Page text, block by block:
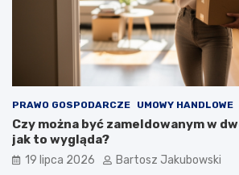
PRAWO GOSPODARCZE UMOWY HANDLOWE
Czy można być zameldowanym w
jak to wygląda?
19 lipca 2026 Bartosz Jakubowski